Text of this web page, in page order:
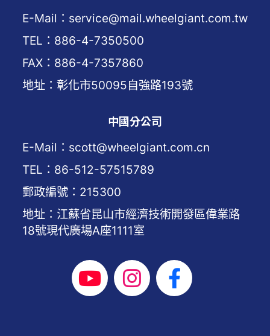
E-Mail：service@mail.wheelgiant.com.tw
TEL：886-4-7350500
FAX：886-4-7357860
地址：彰化市50095自強路193號
中國分公司
E-Mail：scott@wheelgiant.com.cn
TEL：86-512-57515789
郵政編號：215300
地址：江蘇省昆山市經濟技術開發區偉業路
18號現代廣場A座1111室